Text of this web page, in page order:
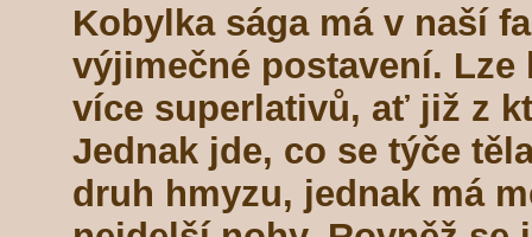
Kobylka sága má v naší
výjimečné postavení.
více superlativů, ať již z
Jednak jde, co se týče
druh hmyzu, jednak má